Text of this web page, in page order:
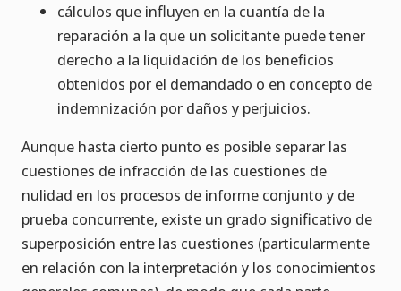
cálculos que influyen en la cuantía de la
reparación a la que un solicitante puede tener
derecho a la liquidación de los beneficios
obtenidos por el demandado o en concepto de
indemnización por daños y perjuicios.
Aunque hasta cierto punto es posible separar las
cuestiones de infracción de las cuestiones de
nulidad en los procesos de informe conjunto y de
prueba concurrente, existe un grado significativo de
superposición entre las cuestiones (particularmente
en relación con la interpretación y los conocimientos